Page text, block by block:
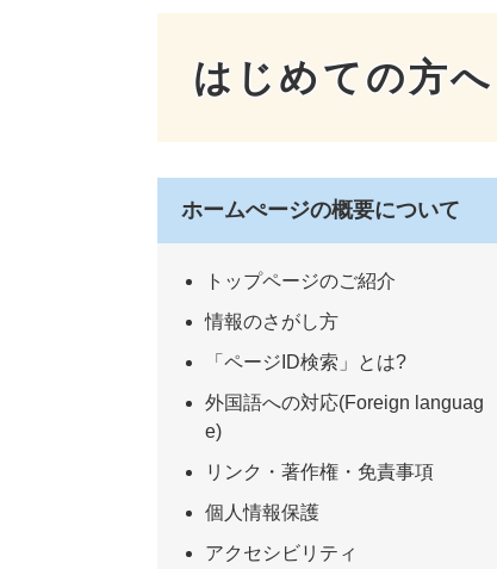
はじめての方へ
ホームぺージの概要について
トップページのご紹介
情報のさがし方
「ページID検索」とは?
外国語への対応(Foreign languag
e)
リンク・著作権・免責事項
個人情報保護
アクセシビリティ